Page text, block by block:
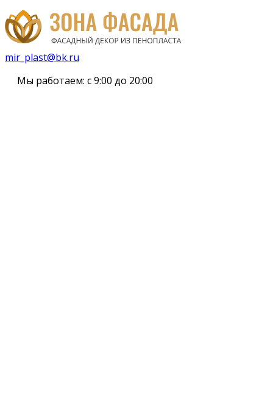
mir_plast@bk.ru
Мы работаем: с 9:00 до 20:00